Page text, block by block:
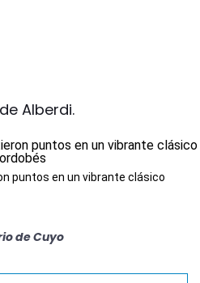
Alberdi.
puntos en un vibrante clásico
de Cuyo